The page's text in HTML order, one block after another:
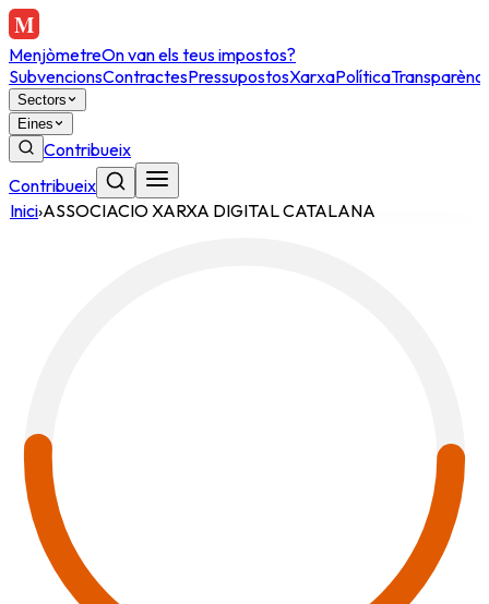
MenjòmetreOn van els teus impostos?
SubvencionsContractesPressupostosXarxaPolítica
Sectors
Eines
Contribueix
Contribueix
Inici›ASSOCIACIO XARXA DIGITAL CATALANA